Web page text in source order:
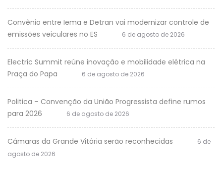
Convênio entre Iema e Detran vai modernizar controle de
emissões veiculares no ES
6 de agosto de 2026
Electric Summit reúne inovação e mobilidade elétrica na
Praça do Papa
6 de agosto de 2026
Politica – Convenção da União Progressista define rumos
para 2026
6 de agosto de 2026
Câmaras da Grande Vitória serão reconhecidas
6 de
agosto de 2026